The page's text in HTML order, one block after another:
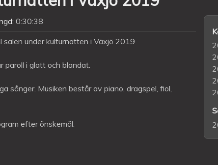
0:30:38
salen under kulturnatten i Växjö 2019
paroll i glatt och blandat.
sånger. Musiken består av piano, dragspel, fiol,
efter önskemål.